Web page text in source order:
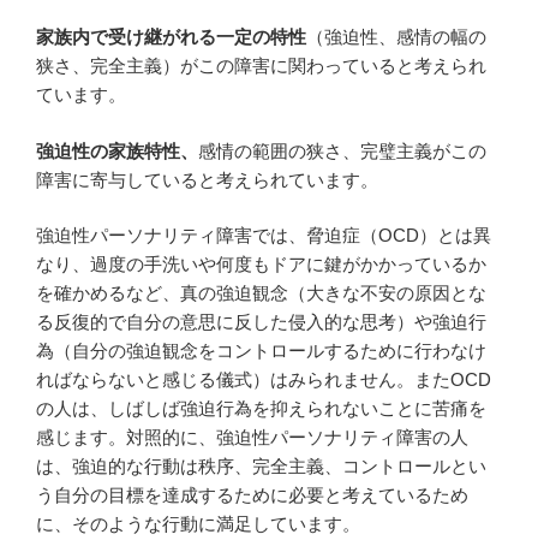
家族内で受け継がれる一定の特性 （強迫性、感情の幅の
狭さ、完全主義）がこの障害に関わっていると考えられ
ています。
強迫性の家族特性、 感情の範囲の狭さ、完璧主義がこの
障害に寄与していると考えられています。
強迫性パーソナリティ障害では、脅迫症（OCD）とは異
なり、過度の手洗いや何度もドアに鍵がかかっているか
を確かめるなど、真の強迫観念（大きな不安の原因とな
る反復的で自分の意思に反した侵入的な思考）や強迫行
為（自分の強迫観念をコントロールするために行わなけ
ればならないと感じる儀式）はみられません。またOCD
の人は、しばしば強迫行為を抑えられないことに苦痛を
感じます。対照的に、強迫性パーソナリティ障害の人
は、強迫的な行動は秩序、完全主義、コントロールとい
う自分の目標を達成するために必要と考えているため
に、そのような行動に満足しています。